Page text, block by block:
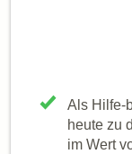
Als Hilfe-
heute zu
im Wert